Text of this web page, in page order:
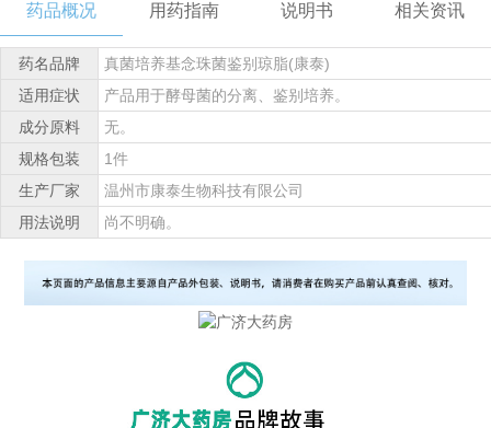
药品概况 用药指南 说明书 相关资讯
药名品牌
真菌培养基念珠菌鉴别琼脂(康泰)
适用症状
产品用于酵母菌的分离、鉴别培养。
成分原料
无。
规格包装
1件
生产厂家
温州市康泰生物科技有限公司
用法说明
尚不明确。